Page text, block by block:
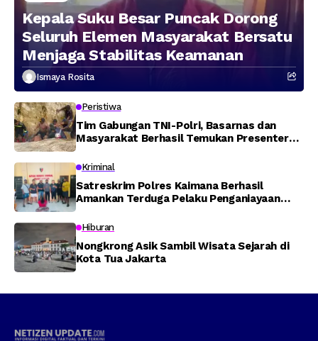
Kepala Suku Besar Puncak Dorong
Seluruh Elemen Masyarakat Bersatu
Menjaga Stabilitas Keamanan
Ismaya Rosita
Peristiwa
Tim Gabungan TNI-Polri, Basarnas dan
Masyarakat Berhasil Temukan Presenter
Memti
Kriminal
Satreskrim Polres Kaimana Berhasil
Amankan Terduga Pelaku Penganiayaan
Hiburan
Nongkrong Asik Sambil Wisata Sejarah di
Kota Tua Jakarta